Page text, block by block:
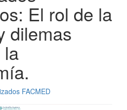
El rol de la
dilemas
la
FACMED